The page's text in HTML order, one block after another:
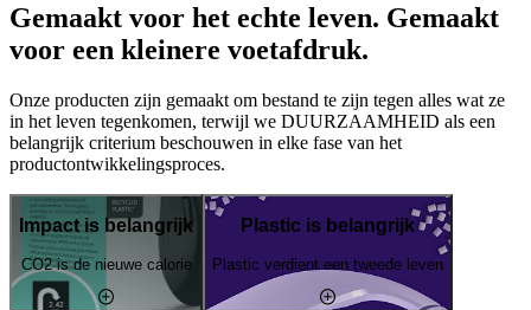
Gemaakt voor het echte leven. Gemaakt
voor een kleinere voetafdruk.
Onze producten zijn gemaakt om bestand te zijn tegen alles wat ze
in het leven tegenkomen, terwijl we DUURZAAMHEID als een
belangrijk criterium beschouwen in elke fase van het
productontwikkelingsproces.
Impact is belangrijk
CO2 is de nieuwe calorie
Plastic is belangrijk
Plastic verdient een tweede leven